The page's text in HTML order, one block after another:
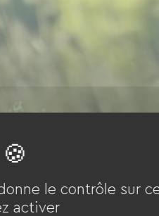
le contrôle sur
activer